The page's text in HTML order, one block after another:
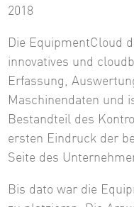
2018
Die EquipmentCloud
innovatives und
Erfassung,
Maschinendaten und
Bestandteil des
ersten Eindruck der
Seite des
Bis dato war die